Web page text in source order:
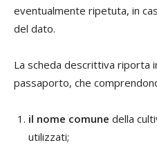
eventualmente ripetuta, in
del dato.
La scheda descrittiva riporta
passaporto, che
il nome comune della
utilizzati;